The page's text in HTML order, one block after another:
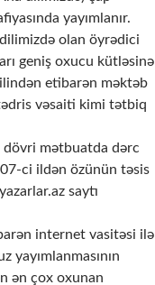
yayımlanır.
olan öyrədici
geniş oxucu kütləsinə
etibarən məktəb
vəsaiti kimi tətbiq
dövri mətbuatda dərc
ci ildən özünün təsis
saytı
internet vasitəsi ilə
yayımlanmasının
ən çox oxunan